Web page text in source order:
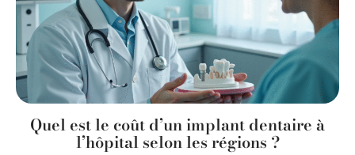
Quel est le coût d’un implant dentaire à
l’hôpital selon les régions ?